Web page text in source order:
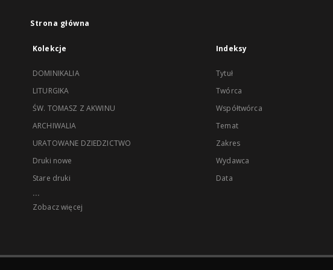
Strona główna
Kolekcje
DOMINIKALIA
LITURGIKA
ŚW. TOMASZ Z AKWINU
ARCHIWALIA
URATOWANE DZIEDZICTWO
Druki nowe
Stare druki
...
Zobacz więcej
Indeksy
Tytuł
Twórca
Współtwórca
Temat
Zakres
Wydawca
Data